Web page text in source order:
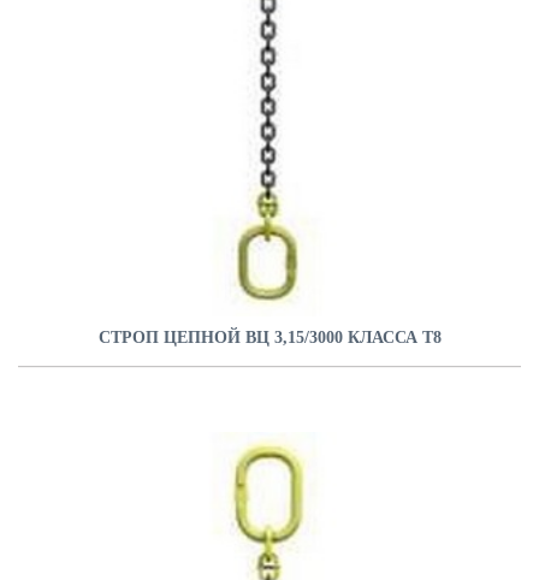
СТРОП ЦЕПНОЙ ВЦ 3,15/3000 КЛАССА Т8